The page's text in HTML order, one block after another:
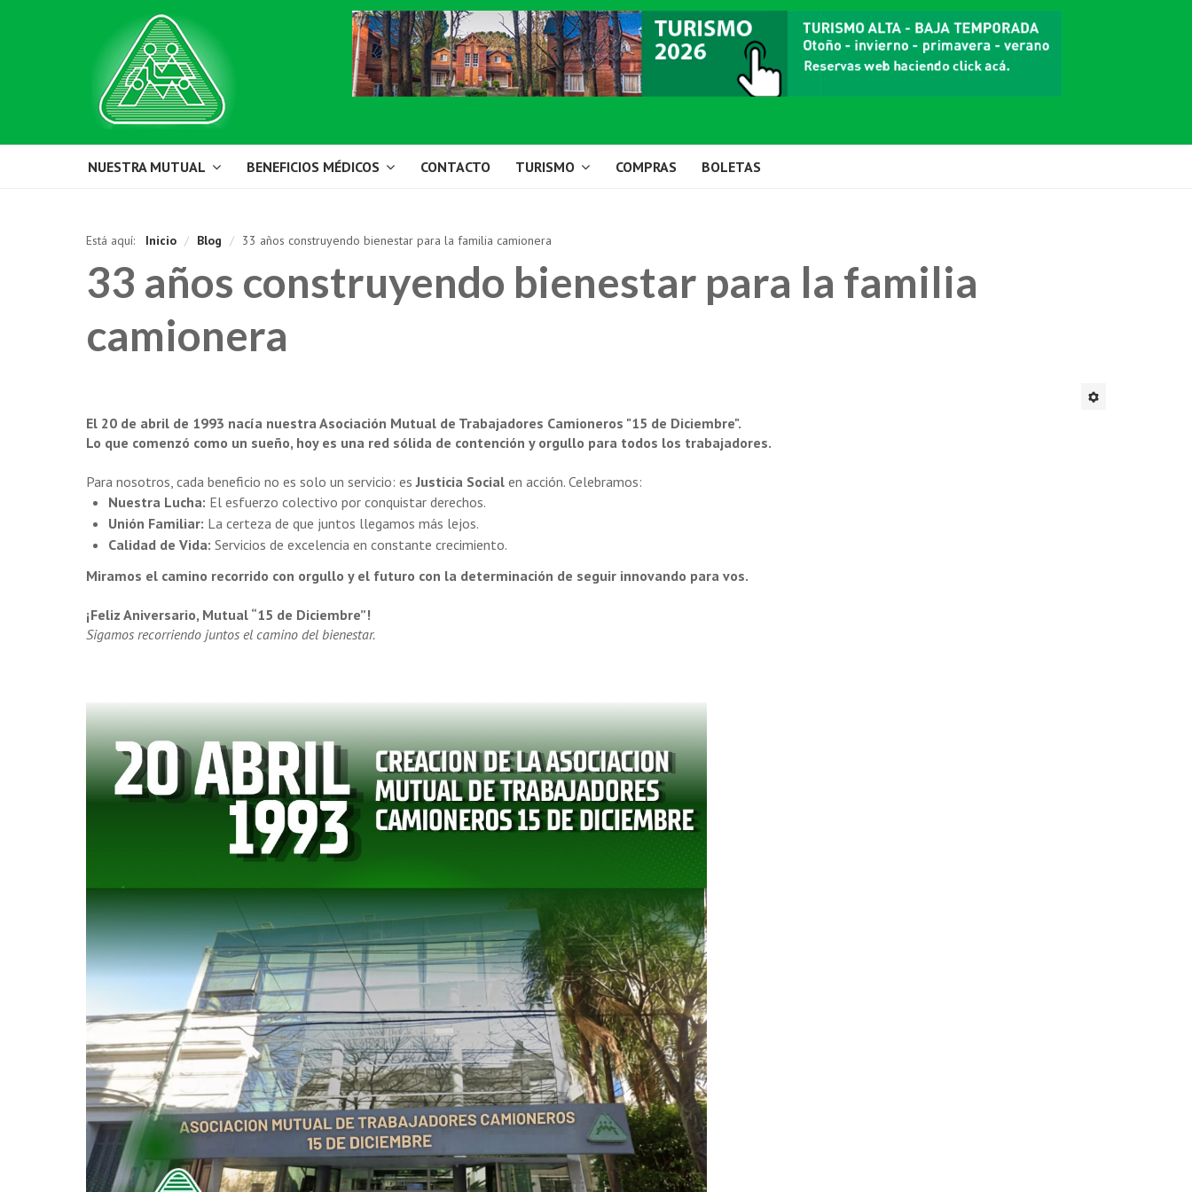
NUESTRA MUTUAL BENEFICIOS MÉDICOS CONTACTO TURISMO COMPRAS BOLETAS
Está aquí: Inicio / Blog / 33 años construyendo bienestar para la familia camionera
33 años construyendo bienestar para la familia
camionera
El 20 de abril de 1993 nacía nuestra Asociación Mutual de Trabajadores Camioneros "15 de Diciembre".
Lo que comenzó como un sueño, hoy es una red sólida de contención y orgullo para todos los trabajadores.
Para nosotros, cada beneficio no es solo un servicio: esJusticia Social en acción. Celebramos:
Nuestra Lucha: El esfuerzo colectivo por conquistar derechos.
Unión Familiar: La certeza de que juntos llegamos más lejos.
Calidad de Vida: Servicios de excelencia en constante crecimiento.
Miramos el camino recorrido con orgullo y el futuro con la determinación de seguir innovando para vos.
¡Feliz Aniversario, Mutual “15 de Diciembre”!
Sigamos recorriendo juntos el camino del bienestar.